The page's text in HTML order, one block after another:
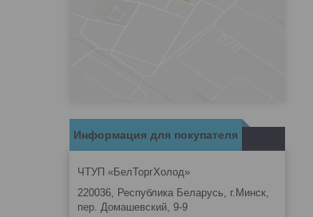
Информация для покупателя
ЧТУП «БелТоргХолод»
220036, Республика Беларусь, г.Минск,
пер. Домашевский, 9-9